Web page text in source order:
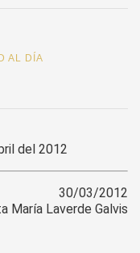
AL DÍA
del 2012
30/03/2012
María Laverde Galvis